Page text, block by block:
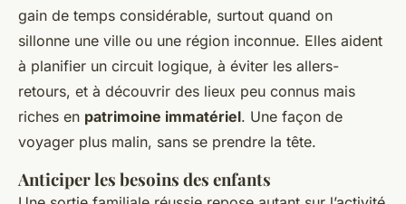
gain de temps considérable, surtout quand on
sillonne une ville ou une région inconnue. Elles aident
à planifier un circuit logique, à éviter les allers-
retours, et à découvrir des lieux peu connus mais
riches en patrimoine immatériel. Une façon de
voyager plus malin, sans se prendre la tête.
Anticiper les besoins des enfants